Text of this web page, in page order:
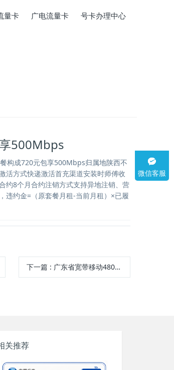
量卡 广电流量卡 号卡办理中心
500Mbps
构成720元包享500Mbps归属地陕西不
活方式快递激活首充渠道安装时师傅收
约8个月合约注销方式支持异地注销、营
违约金=（原套餐月租-当前月租）×已履
下一篇 : 广东省宽带移动480元年享300Mbps
关推荐
微信客服